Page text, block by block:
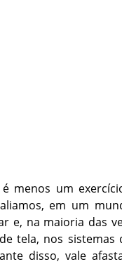
menos um
em um
e, na maioria das
tela, nos sistemas
disso, vale